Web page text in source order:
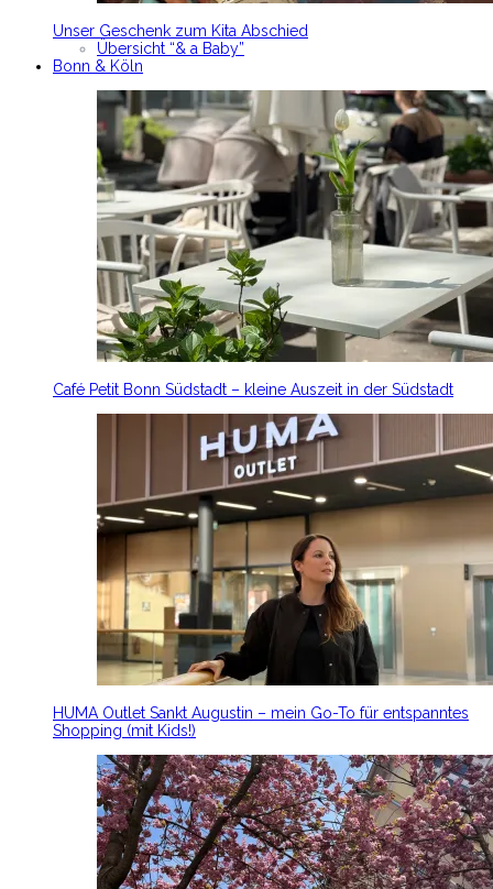
Unser Geschenk zum Kita Abschied
Übersicht “& a Baby”
Bonn & Köln
Café Petit Bonn Südstadt – kleine Auszeit in der Südstadt
HUMA Outlet Sankt Augustin – mein Go-To für entspanntes
Shopping (mit Kids!)